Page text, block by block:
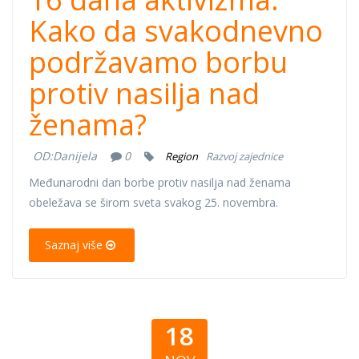
Kako da svakodnevno
podržavamo borbu
protiv nasilja nad
ženama?
OD:Danijela 0 Region Razvoj zajednice
Međunarodni dan borbe protiv nasilja nad ženama
obeležava se širom sveta svakog 25. novembra.
Saznaj više
18